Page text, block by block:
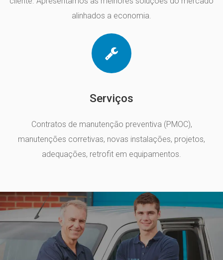
alinhados a economia.
Serviços
Contratos de manutenção preventiva (PMOC),
manutenções corretivas, novas instalações, projetos,
adequações, retrofit em equipamentos.